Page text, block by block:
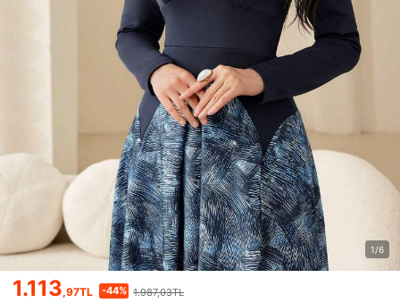
1/6
1.113,97TL -44% 1.987,03TL